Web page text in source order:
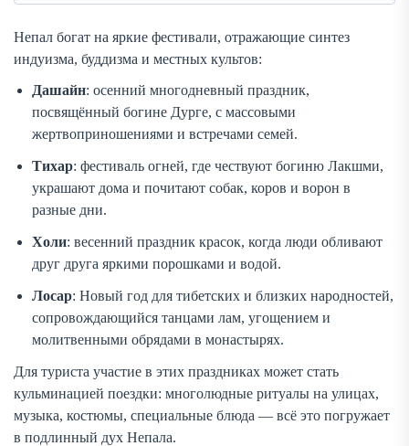
Непал богат на яркие фестивали, отражающие синтез
индуизма, буддизма и местных культов:
Дашайн: осенний многодневный праздник,
посвящённый богине Дурге, с массовыми
жертвоприношениями и встречами семей.
Тихар: фестиваль огней, где чествуют богиню Лакшми,
украшают дома и почитают собак, коров и ворон в
разные дни.
Холи: весенний праздник красок, когда люди обливают
друг друга яркими порошками и водой.
Лосар: Новый год для тибетских и близких народностей,
сопровождающийся танцами лам, угощением и
молитвенными обрядами в монастырях.
Для туриста участие в этих праздниках может стать
кульминацией поездки: многолюдные ритуалы на улицах,
музыка, костюмы, специальные блюда — всё это погружает
в подлинный дух Непала.